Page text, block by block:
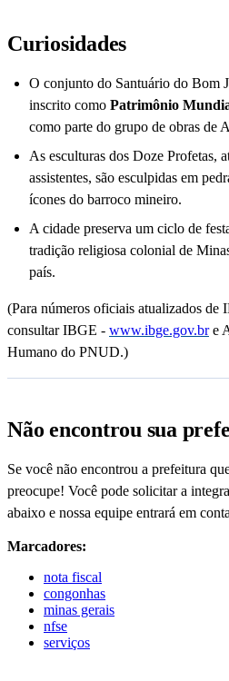
Curiosidades
O conjunto do Santuário do Bom
inscrito como Patrimônio
como parte do grupo de obras de
As esculturas dos Doze Profetas,
assistentes, são esculpidas em
ícones do barroco mineiro.
A cidade preserva um ciclo de
tradição religiosa colonial de
país.
(Para números oficiais atualizados
consultar IBGE - www.ibge.gov.bre
Humano do PNUD.)
Não encontrou sua
Se você não encontrou a prefeitura
preocupe! Você pode solicitar a
abaixo e nossa equipe entrará em
Marcadores:
nota fiscal
congonhas
minas gerais
nfse
serviços